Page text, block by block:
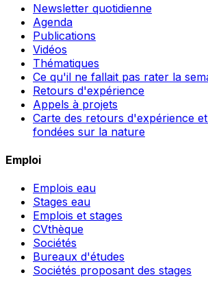
Newsletter quotidienne
Agenda
Publications
Vidéos
Thématiques
Ce qu'il ne fallait pas rater la
Retours d'expérience
Appels à projets
Carte des retours d'expérience
fondées sur la nature
Emploi
Emplois eau
Stages eau
Emplois et stages
CVthèque
Sociétés
Bureaux d'études
Sociétés proposant des stages